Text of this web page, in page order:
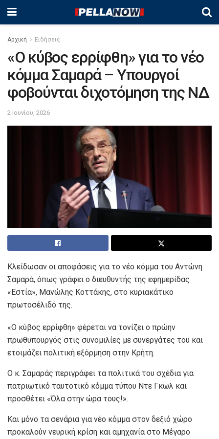
Αρχική Ειδήσεις
«Ο κύβος ερρίφθη» για το νέο
κόμμα Σαμαρά – Υπουργοί
φοβούνται διχοτόμηση της ΝΔ
2 Ιουνίου, 2026
Κλείδωσαν οι αποφάσεις για το νέο κόμμα του Αντώνη
Σαμαρά, όπως γράφει ο διευθυντής της εφημερίδας
«Εστία», Μανώλης Κοττάκης, στο κυριακάτικο
πρωτοσέλιδό της.
«Ο κύβος ερρίφθη» φέρεται να τονίζει ο πρώην
πρωθυπουργός στις συνομιλίες με συνεργάτες του και
ετοιμάζει πολιτική εξόρμηση στην Κρήτη.
Ο κ. Σαμαράς περιγράφει τα πολιτικά του σχέδια για
πατριωτικό ταυτοτικό κόμμα τύπου Ντε Γκωλ και
προσθέτει «Όλα στην ώρα τους!».
Και μόνο τα σενάρια για νέο κόμμα στον δεξιό χώρο
προκαλούν νευρική κρίση και αμηχανία στο Μέγαρο